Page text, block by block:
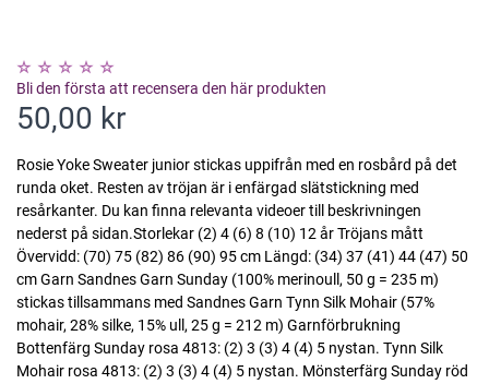
Bli den första att recensera den här produkten
50,00 kr
Rosie Yoke Sweater junior stickas uppifrån med en rosbård på det
runda oket. Resten av tröjan är i enfärgad slätstickning med
resårkanter. Du kan finna relevanta videoer till beskrivningen
nederst på sidan.Storlekar (2) 4 (6) 8 (10) 12 år Tröjans mått
Övervidd: (70) 75 (82) 86 (90) 95 cm Längd: (34) 37 (41) 44 (47) 50
cm Garn Sandnes Garn Sunday (100% merinoull, 50 g = 235 m)
stickas tillsammans med Sandnes Garn Tynn Silk Mohair (57%
mohair, 28% silke, 15% ull, 25 g = 212 m) Garnförbrukning
Bottenfärg Sunday rosa 4813: (2) 3 (3) 4 (4) 5 nystan. Tynn Silk
Mohair rosa 4813: (2) 3 (3) 4 (4) 5 nystan. Mönsterfärg Sunday röd